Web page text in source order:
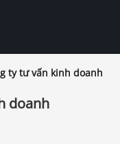
ty tư vấn kinh doanh
doanh